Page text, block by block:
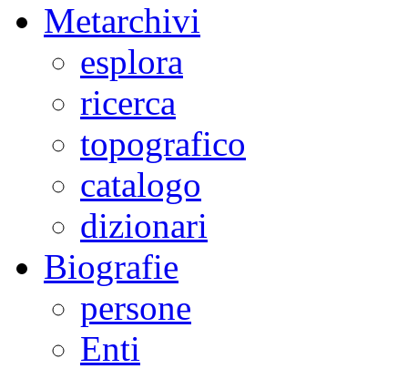
Metarchivi
esplora
ricerca
topografico
catalogo
dizionari
Biografie
persone
Enti